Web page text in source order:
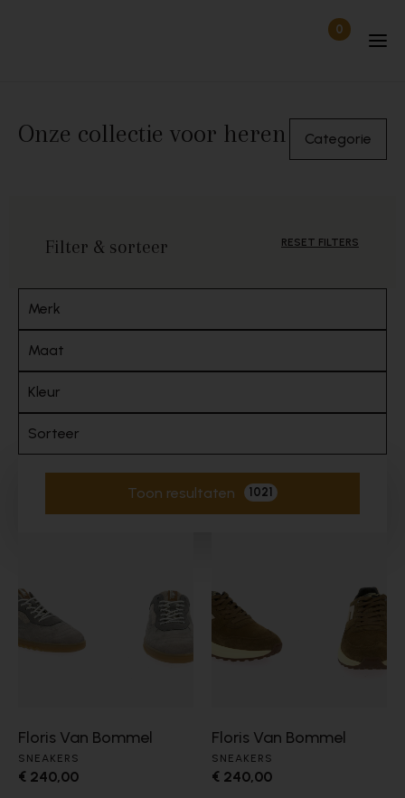
0Items in
Onze collectie voor heren Categorie
Filter & sorteer RESET FILTERS
Merk
Maat
Kleur
Sorteer
Toon resultaten 1021Actieve filters
Floris Van Bommel
SNEAKERS
€ 240,00
Floris Van Bommel
SNEAKERS
€ 240,00